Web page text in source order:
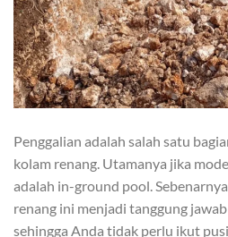
Penggalian adalah salah satu
kolam renang. Utamanya jika
adalah in-ground pool.
renang ini menjadi tanggung
sehingga Anda tidak perlu ikut